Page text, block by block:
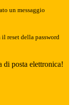
un messaggio
reset della password
di posta elettronica!